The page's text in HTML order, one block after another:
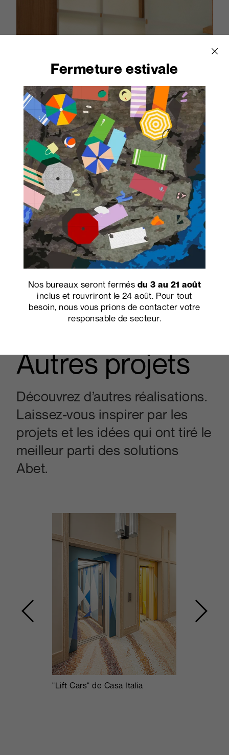
Décors utilisés
6202D White
Autres projets
Découvrez d’autres réalisations.
Laissez-vous inspirer par les
projets et les idées qui ont tiré le
meilleur parti des solutions
Abet.
"Lift Cars" de Casa Italia
Fermeture estivale
Nos bureaux seront fermés du 3 au 21 août
inclus et rouvriront le 24 août. Pour tout
besoin, nous vous prions de contacter votre
responsable de secteur.